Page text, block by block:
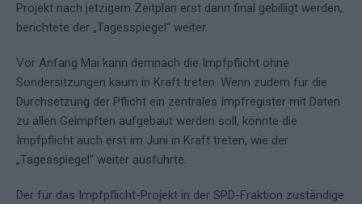
Projekt nach jetzigem Zeitplan erst dann final gebilligt werden,
berichtete der „Tagesspiegel“ weiter.
Vor Anfang Mai kann demnach die Impfpflicht ohne
Sondersitzungen kaum in Kraft treten. Wenn zudem für die
Durchsetzung der Pflicht ein zentrales Impfregister mit Daten
zu allen Geimpften aufgebaut werden soll, könnte die
Impfpflicht auch erst im Juni in Kraft treten, wie der
„Tagesspiegel“ weiter ausführte.
Der für das Impfpflicht-Projekt in der SPD-Fraktion zuständige